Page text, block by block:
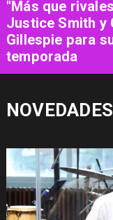
Panoramas Día
Guía para
NOVEDADES